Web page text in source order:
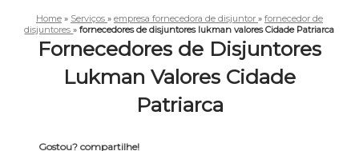
Home » Serviços » empresa fornecedora de disjuntor » fornecedor de
disjuntores»fornecedores de disjuntores lukman valores Cidade Patriarca
Fornecedores de Disjuntores
Lukman Valores Cidade
Patriarca
Gostou? compartilhe!